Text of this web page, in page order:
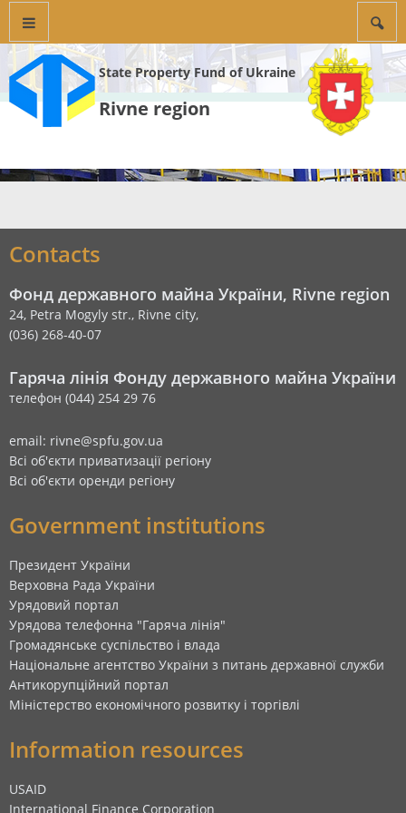
State Property Fund of Ukraine
Rivne region
Contacts
Фонд державного майна України, Rivne region
24, Petra Mogyly str., Rivne city,
(036) 268-40-07
Гаряча лінія Фонду державного майна України
телефон (044) 254 29 76
email: rivne@spfu.gov.ua
Всі об'єкти приватизації регіону
Всі об'єкти оренди регіону
Government institutions
Президент України
Верховна Рада України
Урядовий портал
Урядова телефонна "Гаряча лінія"
Громадянське суспільство і влада
Національне агентство України з питань державної служби
Антикорупційний портал
Міністерство економічного розвитку і торгівлі
Information resources
USAID
International Finance Corporation